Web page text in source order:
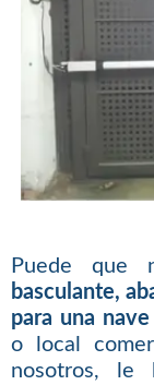
Puede que
basculante,
para una
o local
nosotros, le